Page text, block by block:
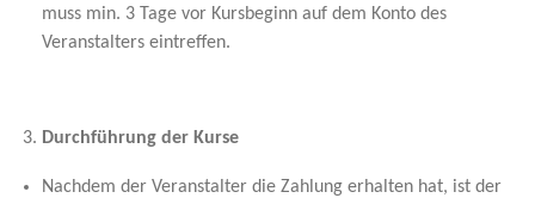
muss min. 3 Tage vor Kursbeginn auf dem Konto des
Veranstalters eintreffen.
Durchführung der Kurse
Nachdem der Veranstalter die Zahlung erhalten hat, ist der